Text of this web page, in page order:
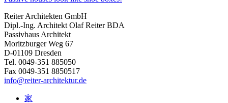
Reiter Architekten GmbH
Dipl.-Ing. Architekt Olaf Reiter BDA
Passivhaus Architekt
Moritzburger Weg 67
D-01109 Dresden
Tel. 0049-351 885050
Fax 0049-351 8850517
info@reiter-architektur.de
家